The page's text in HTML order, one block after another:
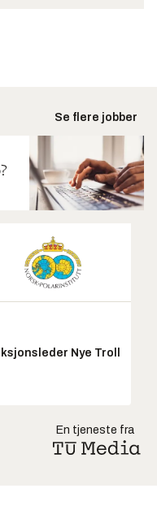
Se flere jobber
Nye Troll
En tjeneste fra